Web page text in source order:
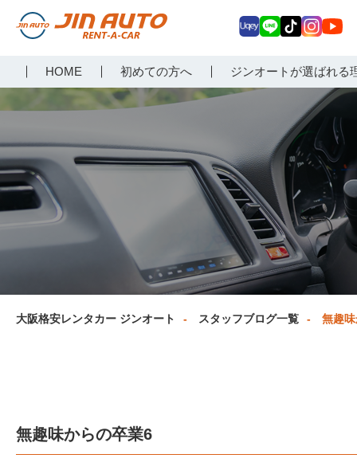
らジンオートレンタカー
HOME 初めての方へ ジンオートが選ばれる
ey E
Tokagr
am
uT
ub
大阪格安レンタカー ジンオート スタッフブログ一覧 無趣
無趣味からの卒業6